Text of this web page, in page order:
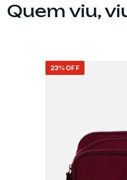
Quem viu,
23% OFF